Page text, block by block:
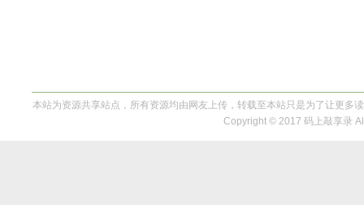
本站为资源共享站点，所有资源均由网友上传，转载至本站只是为了让更多
Copyright © 2017 码上敲享录